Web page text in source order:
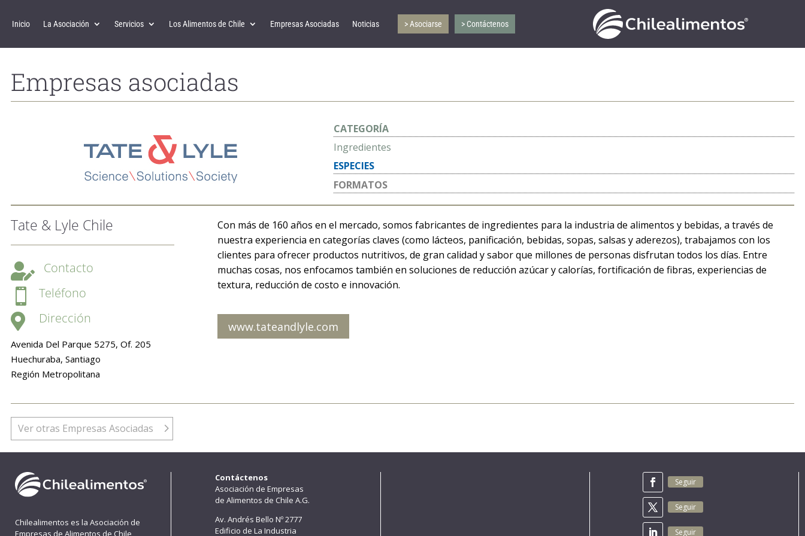
Inicio La Asociación Servicios Los Alimentos de Chile Empresas Asociadas Noticias > Asociarse > Contáctenos
Empresas asociadas
CATEGORÍA
Ingredientes
ESPECIES
FORMATOS
Tate & Lyle Chile
 Contacto
 Teléfono
 Dirección
Avenida Del Parque 5275, Of. 205
Huechuraba, Santiago
Región Metropolitana
Con más de 160 años en el mercado, somos fabricantes de ingredientes para la industria de alimentos y bebidas, a través de
nuestra experiencia en categorías claves (como lácteos, panificación, bebidas, sopas, salsas y aderezos), trabajamos con los
clientes para ofrecer productos nutritivos, de gran calidad y sabor que millones de personas disfrutan todos los días. Entre
muchas cosas, nos enfocamos también en soluciones de reducción azúcar y calorías, fortificación de fibras, experiencias de
textura, reducción de costo e innovación.
www.tateandlyle.com
Ver otras Empresas Asociadas
Chilealimentos es la Asociación de
Empresas de Alimentos de Chile,
Contáctenos
Asociación de Empresas
de Alimentos de Chile A.G.
Av. Andrés Bello Nº 2777
Edificio de La Industria
Seguir
Seguir
Seguir